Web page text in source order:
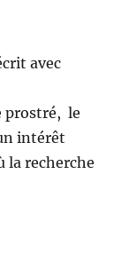
avec
prostré, le
intérêt
la recherche